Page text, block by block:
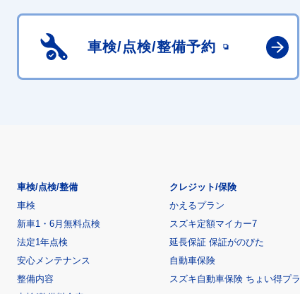
車検/点検/整備予約
車検/点検/整備
車検
新車1・6月無料点検
法定1年点検
安心メンテナンス
整備内容
クレジット/保険
かえるプラン
スズキ定額マイカー7
延長保証 保証がのびた
自動車保険
スズキ自動車保険 ちょい得プラ